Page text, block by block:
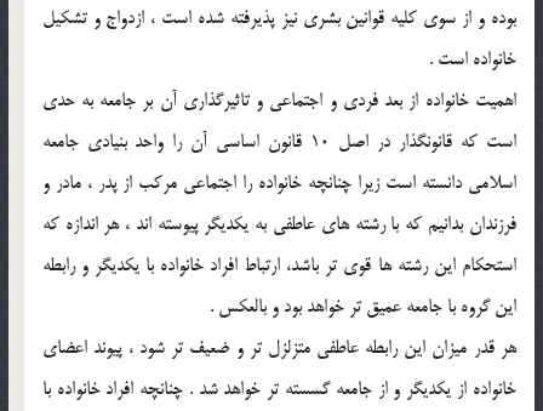
بوده و از سوي کليه قوانين بشري نيز پذيرفته شده است ، ازدواج و تشکيل
خانواده است .
اهميت خانواده از بعد فردي و اجتماعي و تاثيرگذاري آن بر جامعه به حدي
است که قانونگذار در اصل 10 قانون اساسي آن را واحد بنيادي جامعه
اسلامي دانسته است زيرا چنانچه خانواده را اجتماعي مرکب از پدر ، مادر و
فرزندان بدانيم که با رشته هاي عاطفي به يکديگر پيوسته اند ، هر اندازه که
استحکام اين رشته ها قوي تر باشد، ارتباط افراد خانواده با يکديگر و رابطه
اين گروه با جامعه عميق تر خواهد بود و بالعکس .
هر قدر ميزان اين رابطه عاطفي متزلزل تر و ضعيف تر شود ، پيوند اعضاي
خانواده از يکديگر و از جامعه گسسته تر خواهد شد . چنانچه افراد خانواده با